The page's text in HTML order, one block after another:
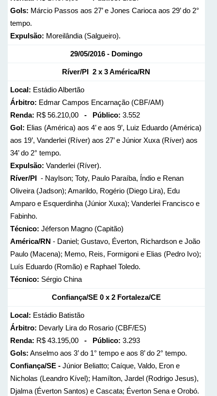
Gols: Márcio Passos aos 27’ e Jones Carioca aos 29’ do 2°
tempo.
Expulsão: Moreilândia (Salgueiro).
29/05/2016 - Domingo
Ríver/PI 2 x 3 América/RN
Local: Estádio Albertão
Árbitro: Edmar Campos Encarnação (CBF/AM)
Renda: R$ 56.210,00 - Público: 3.552
Gol: Elias (América) aos 4’ e aos 9’, Luiz Eduardo (América)
aos 19’, Vanderlei (Ríver) aos 27’ e Júnior Xuxa (Ríver) aos
34’ do 2° tempo.
Expulsão: Vanderlei (Ríver).
Ríver/PI - Naylson; Toty, Paulo Paraíba, Índio e Renan
Oliveira (Jadson); Amarildo, Rogério (Diego Lira), Edu
Amparo e Esquerdinha (Júnior Xuxa); Vanderlei Francisco e
Fabinho.
Técnico: Jéferson Magno (Capitão)
América/RN - Daniel; Gustavo, Éverton, Richardson e João
Paulo (Macena); Memo, Reis, Formigoni e Elias (Pedro Ivo);
Luís Eduardo (Romão) e Raphael Toledo.
Técnico: Sérgio China
Confiança/SE 0 x 2 Fortaleza/CE
Local: Estádio Batistão
Árbitro: Devarly Lira do Rosario (CBF/ES)
Renda: R$ 43.195,00 - Público: 3.293
Gols: Anselmo aos 3’ do 1° tempo e aos 8’ do 2° tempo.
Confiança/SE -Júnior Beliatto; Caíque, Valdo, Eron e
Nicholas (Leandro Kível); Hamílton, Jardel (Rodrigo Jesus),
Djalma (Éverton Santos) e Cascata; Éverton Sena e Orobó.